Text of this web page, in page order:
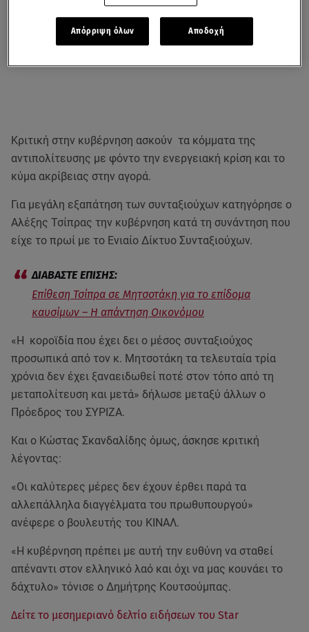
Κριτική στην κυβέρνηση ασκούν τα κόμματα της
αντιπολίτευσης με φόντο την ενεργειακή κρίση και το
κύμα ακρίβειας στην αγορά.
Για μεγάλη εξαπάτηση των συνταξιούχων κατηγόρησε ο
Αλέξης Τσίπρας την κυβέρνηση κατά τη συνάντηση που
είχε το πρωί με το Ενιαίο Δίκτυο Συνταξιούχων.
Επίθεση Τσίπρα σε Μητσοτάκη για το επίδομα
καυσίμων – Η απάντηση Οικονόμου
«Η κοροϊδία που έχει δει ο μέσος συνταξιούχος
προσωπικά από τον κ. Μητσοτάκη τα τελευταία τρία
χρόνια δεν έχει ξαναειδωθεί ποτέ στον τόπο από τη
μεταπολίτευση και μετά» δήλωσε μεταξύ άλλων ο
Πρόεδρος του ΣΥΡΙΖΑ.
Kαι ο Κώστας Σκανδαλίδης όμως, άσκησε κριτική
λέγοντας:
«Οι καλύτερες μέρες δεν έχουν έρθει παρά τα
αλλεπάλληλα διαγγέλματα του πρωθυπουργού»
ανέφερε ο βουλευτής του ΚΙΝΑΛ.
«Η κυβέρνηση πρέπει με αυτή την ευθύνη να σταθεί
απέναντι στον ελληνικό λαό και όχι να μας κουνάει το
δάχτυλο» τόνισε ο Δημήτρης Κουτσούμπας.
Δείτε το μεσημεριανό δελτίο ειδήσεων του Star
Απόρριψη όλων Αποδοχή